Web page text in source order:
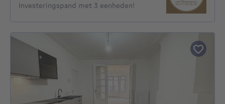
Investeringspand met 3 eenheden!